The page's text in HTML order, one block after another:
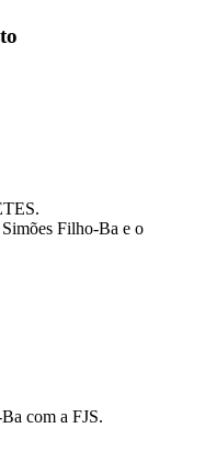
Filho-Ba e o
com a FJS.